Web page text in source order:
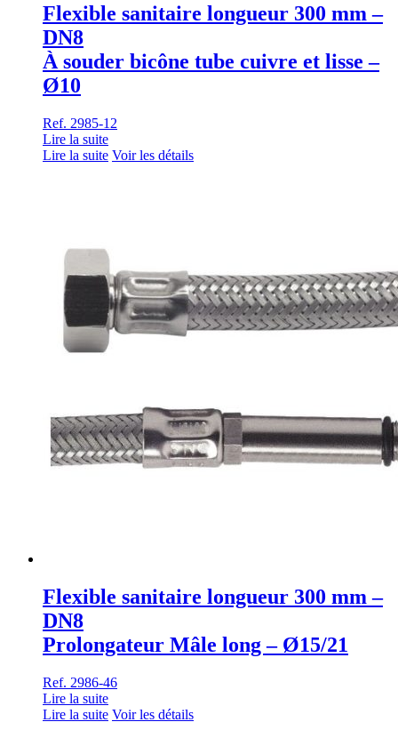
Flexible sanitaire longueur 300 mm –
DN8
À souder bicône tube cuivre et lisse –
Ø10
Ref. 2985-12
Lire la suite
Lire la suite Voir les détails
Flexible sanitaire longueur 300 mm –
DN8
Prolongateur Mâle long – Ø15/21
Ref. 2986-46
Lire la suite
Lire la suite Voir les détails